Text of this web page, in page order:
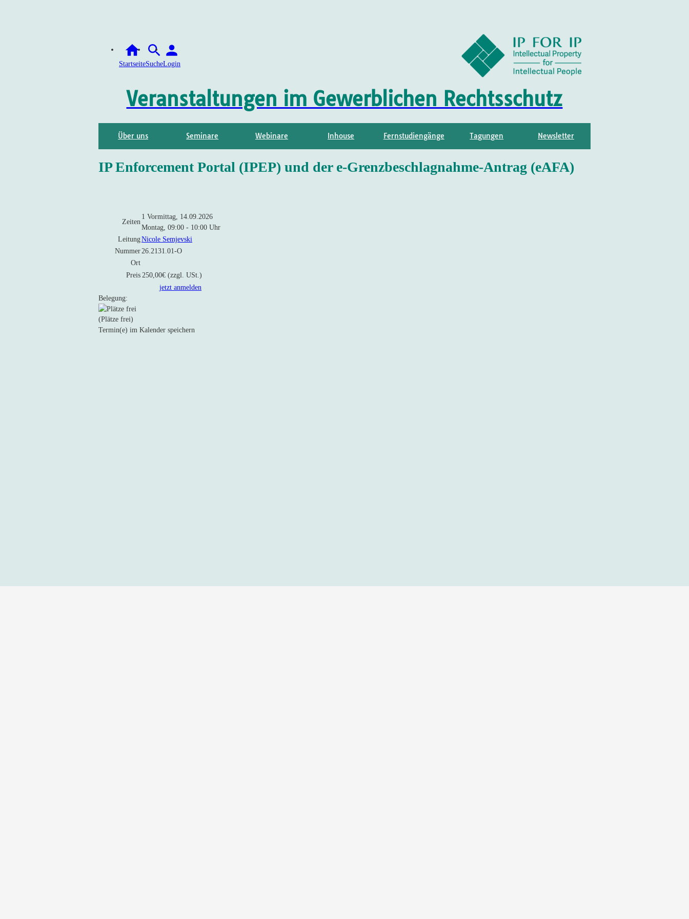
Veranstaltungen im Gewerblichen Rechtsschutz
StartseiteSucheLogin
Über uns Seminare Webinare Inhouse Fernstudiengänge Tagungen Newsletter
IP Enforcement Portal (IPEP) und der e-Grenzbeschlagnahme-Antrag (eAFA)
Zeiten
1 Vormittag, 14.09.2026
Montag, 09:00 - 10:00 Uhr
LeitungNicole Semjevski
Nummer26.2131.01-O
Ort
Preis 250,00€ (zzgl. USt.)
jetzt anmelden
Belegung:
(Plätze frei)
Termin(e) im Kalender speichern